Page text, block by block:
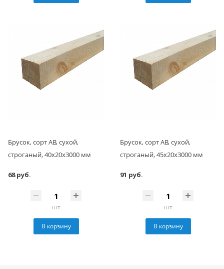
Брусок, сорт АВ, сухой,
строганый, 40x20x3000 мм
68 руб.
шт
В корзину
Брусок, сорт АВ, сухой,
строганый, 45x20x3000 мм
91 руб.
шт
В корзину